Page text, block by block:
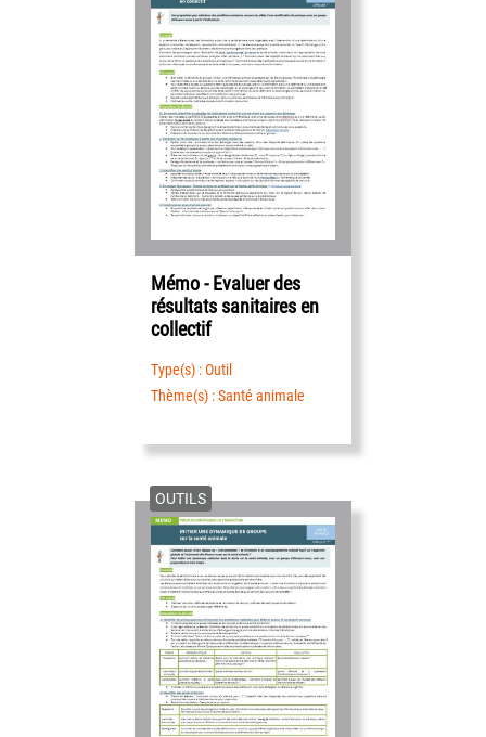
Mémo - Evaluer des
résultats sanitaires en
collectif
Type(s) : Outil
Thème(s) : Santé animale
OUTILS